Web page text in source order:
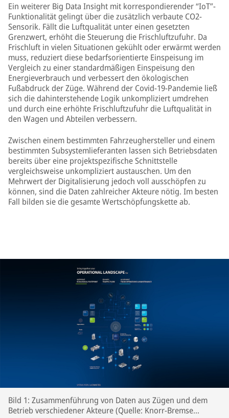
Ein weiterer Big Data Insight mit korrespondierender “IoT”-
Funktionalität gelingt über die zusätzlich verbaute CO2-
Sensorik. Fällt die Luftqualität unter einen gesetzten
Grenzwert, erhöht die Steuerung die Frischluftzufuhr. Da
Frischluft in vielen Situationen gekühlt oder erwärmt werden
muss, reduziert diese bedarfsorientierte Einspeisung im
Vergleich zu einer standardmäßigen Einspeisung den
Energieverbrauch und verbessert den ökologischen
Fußabdruck der Züge. Während der Covid-19-Pandemie ließ
sich die dahinterstehende Logik unkompliziert umdrehen
und durch eine erhöhte Frischluftzufuhr die Luftqualität in
den Wagen und Abteilen verbessern.
Zwischen einem bestimmten Fahrzeughersteller und einem
bestimmten Subsystemlieferanten lassen sich Betriebsdaten
bereits über eine projektspezifische Schnittstelle
vergleichsweise unkompliziert austauschen. Um den
Mehrwert der Digitalisierung jedoch voll ausschöpfen zu
können, sind die Daten zahlreicher Akteure nötig. Im besten
Fall bilden sie die gesamte Wertschöpfungskette ab.
Bild 1: Zusammenführung von Daten aus Zügen und dem
Betrieb verschiedener Akteure (Quelle: Knorr-Bremse